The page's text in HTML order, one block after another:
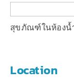
สุขภัณฑ์ในห้องน้
Location